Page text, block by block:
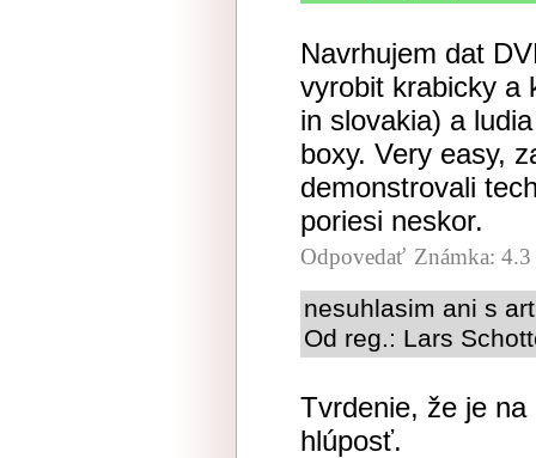
Navrhujem dat
vyrobit krabicky a
in slovakia) a
boxy. Very easy,
demonstrovali
poriesi neskor.
Odpovedať Známka: 4.3
nesuhlasim ani s
Od reg.: Lars
Tvrdenie, že je
hlúposť.